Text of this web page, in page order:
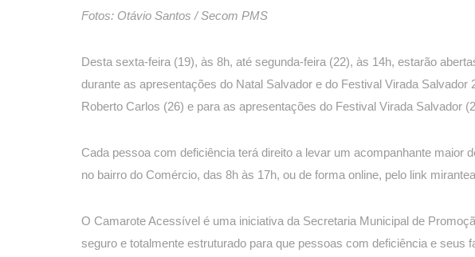
Fotos: Otávio Santos / Secom PMS
Desta sexta-feira (19), às 8h, até segunda-feira (22), às 14h, estarão
durante as apresentações do Natal Salvador e do Festival Virada
Roberto Carlos (26) e para as apresentações do Festival Virada Salvador
Cada pessoa com deficiência terá direito a levar um acompanhante
no bairro do Comércio, das 8h às 17h, ou de forma online, pelo link
O Camarote Acessível é uma iniciativa da Secretaria Municipal de
seguro e totalmente estruturado para que pessoas com deficiência e seus